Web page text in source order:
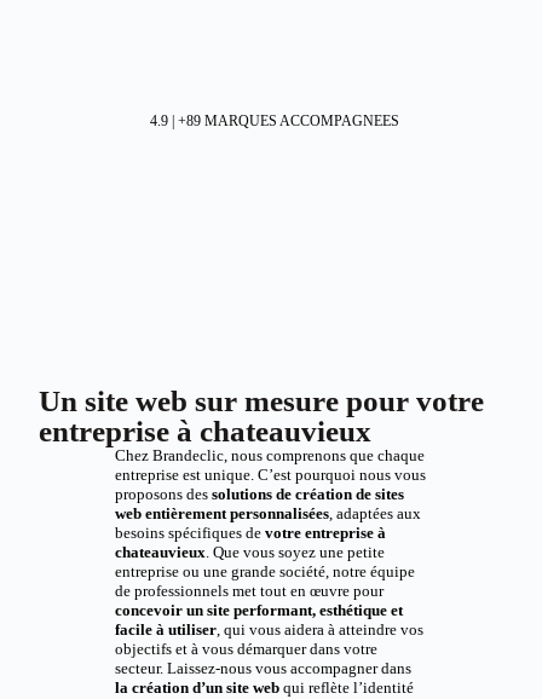
4.9 | +89 MARQUES ACCOMPAGNEES
Un site web sur mesure pour votre
entreprise à chateauvieux
Chez Brandeclic, nous comprenons que chaque
entreprise est unique. C’est pourquoi nous vous
proposons des solutions de création de sites
web entièrement personnalisées, adaptées aux
besoins spécifiques de votre entreprise à
chateauvieux. Que vous soyez une petite
entreprise ou une grande société, notre équipe
de professionnels met tout en œuvre pour
concevoir un site performant, esthétique et
facile à utiliser, qui vous aidera à atteindre vos
objectifs et à vous démarquer dans votre
secteur. Laissez-nous vous accompagner dans
la création d’un site webqui reflète l’identité